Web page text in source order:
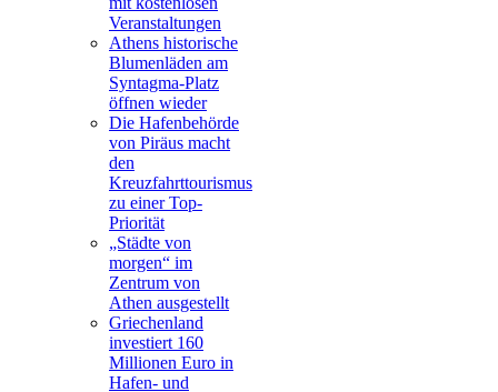
Veranstaltungen
Athens historische
Blumenläden am
Syntagma-Platz
öffnen wieder
Die Hafenbehörde
von Piräus macht
den
Kreuzfahrttourismus
zu einer Top-
Priorität
„Städte von
morgen“ im
Zentrum von
Athen ausgestellt
Griechenland
investiert 160
Millionen Euro in
Hafen- und